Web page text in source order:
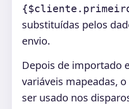
substituídas pelos
envio.
Depois de importado
variáveis mapeadas,
ser usado nos